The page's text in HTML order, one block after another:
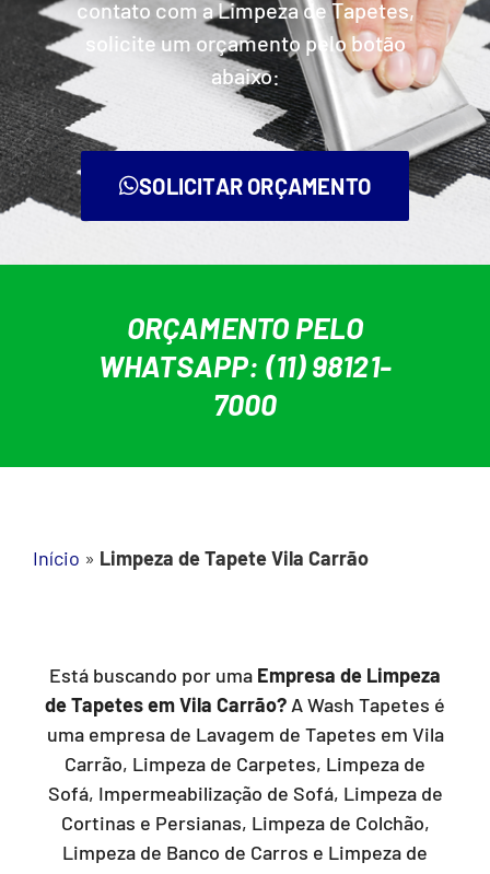
contato com a Limpeza de Tapetes,
solicite um orçamento pelo botão
abaixo:
SOLICITAR ORÇAMENTO
ORÇAMENTO PELO
WHATSAPP: (11) 98121-
7000
Início » Limpeza de Tapete Vila Carrão
Está buscando por uma Empresa de Limpeza
de Tapetes em Vila Carrão? A Wash Tapetes é
uma empresa de Lavagem de Tapetes em Vila
Carrão, Limpeza de Carpetes, Limpeza de
Sofá, Impermeabilização de Sofá, Limpeza de
Cortinas e Persianas, Limpeza de Colchão,
Limpeza de Banco de Carros e Limpeza de